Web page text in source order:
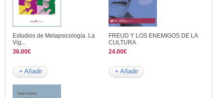
Estudios de Metapsicología. La
Vig...
36.00€
+ Añadir
FREUD Y LOS ENEMIGOS DE LA
CULTURA
24.00€
+ Añadir